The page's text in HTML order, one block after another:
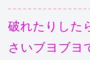
破れたりした
さいブヨブヨ